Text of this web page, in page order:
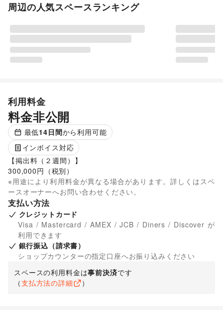
周辺の人気スペースランキング
利用料金
料金非公開
最低14日間から利用可能
インボイス対応
【掲出料（２週間）】
300,000円（税別）
※用途により利用料金が異なる場合があります。詳しくはスペ
ースオーナーへお問い合わせください。
支払い方法
クレジットカード
Visa / Mastercard / AMEX / JCB / Diners / Discover が
利用できます
銀行振込（請求書）
ショップカウンターの指定口座へお振り込みください
スペースの利用料金は事前決済です
（支払方法の詳細 ）